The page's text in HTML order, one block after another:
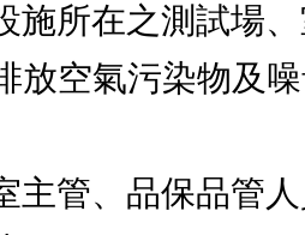
放空氣污染物及